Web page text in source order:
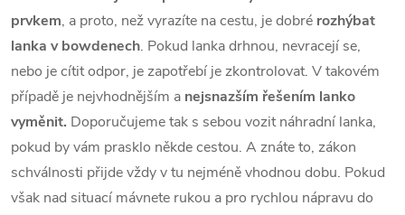
y
v
ý
p
i
s
prvkem, a proto, než vyrazíte na cestu, je dobré rozhýbat
lanka v bowdenech. Pokud lanka drhnou, nevracejí se,
nebo je cítit odpor, je zapotřebí je zkontrolovat. V takovém
případě je nejvhodnějším a nejsnazším řešením lanko
vyměnit. Doporučujeme tak s sebou vozit náhradní lanka,
pokud by vám prasklo někde cestou. A znáte to, zákon
schválnosti přijde vždy v tu nejméně vhodnou dobu. Pokud
však nad situací mávnete rukou a pro rychlou nápravu do